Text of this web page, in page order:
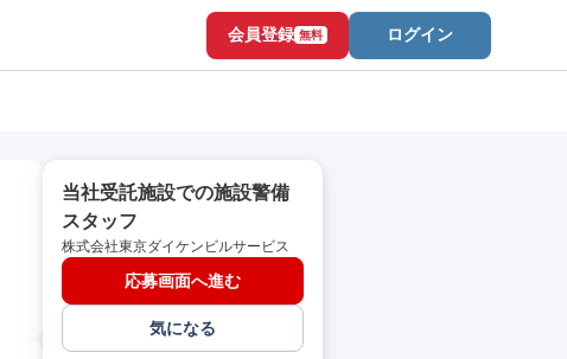
会員登録 無料 ログイン
当社受託施設での施設警備
スタッフ
株式会社東京ダイケンビルサービス
応募画面へ進む
気になる